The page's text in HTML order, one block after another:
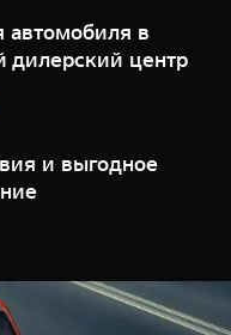
Эстетика
от 5 699
автомобиля в
центр
и выгодное